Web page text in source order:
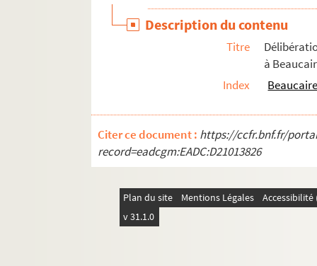
1355. « Table des censitaires de la paroisse
1356. « Chorographia Provinciae Julii
1357. « Mémoire sur la Provence. » — État
1358. « Mémoire concernant la généralité
1361. « Abrégé de l'histoire du parlement de
1362. « Recueil des dellibérations du
1363. « Table alphabétique des principales
1364. « Suite du premier registre » du
Description du contenu
Titre
à
Index
Citer ce document : https://ccfr.bnf.fr/
record=eadcgm:EADC:D21013826
Plan du site Mentions Légales
v 31.1.0